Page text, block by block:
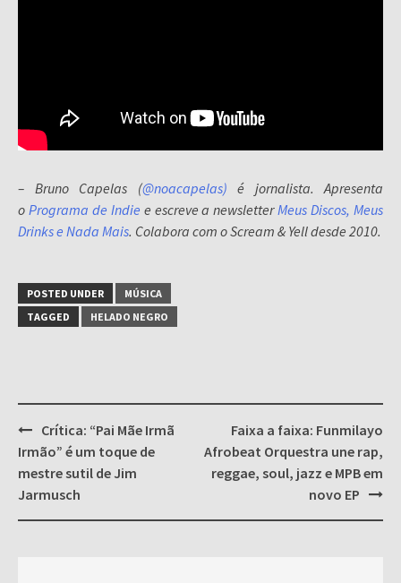
– Bruno Capelas (@noacapelas) é jornalista. Apresenta
o Programa de Indie e escreve a newsletterMeus Discos, Meus
Drinks e Nada Mais. Colabora com o Scream & Yell desde 2010.
POSTED UNDER
MÚSICA
TAGGED
HELADO NEGRO
Post
navigation
Crítica: “Pai Mãe Irmã
Irmão” é um toque de
mestre sutil de Jim
Jarmusch
Faixa a faixa: Funmilayo
Afrobeat Orquestra une rap,
reggae, soul, jazz e MPB em
novo EP